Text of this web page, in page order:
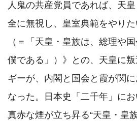
人鬼の共産党員であれば、天
全に無視し、皇室典範をやり
（＝「天皇・皇族は、総理や
僕である」）》との、天皇に
ギーが、内閣と国会と霞が関
なった。日本史「二千年」にお
真赤な煙が立ち昇る“天皇・皇